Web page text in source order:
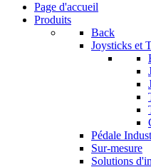
Page d'accueil
Produits
Back
Joysticks et
Pédale
Sur-mesure
Solutions